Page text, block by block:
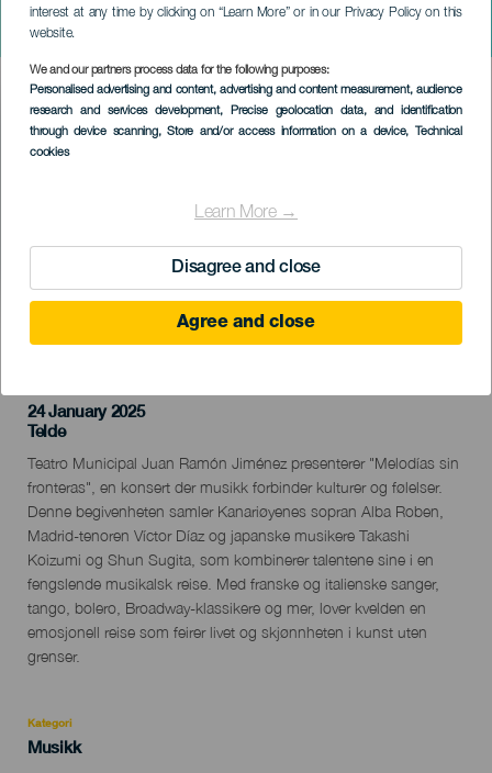
interest at any time by clicking on “Learn More” or in our Privacy Policy on this
website.
We and our partners process data for the following purposes:
Personalised advertising and content, advertising and content measurement, audience
research and services development, Precise geolocation data, and identification
through device scanning, Store and/or access information on a device, Technical
cookies
Learn More →
Disagree and close
Agree and close
Melodier uten grenser
GRAN CANARIA
Imagen
Listado
TIDLIGERE AKTIVITET
24 January 2025
Localidad
Telde
Descripción
del
evento
Teatro Municipal Juan Ramón Jiménez presenterer "Melodías sin
fronteras", en konsert der musikk forbinder kulturer og følelser.
Denne begivenheten samler Kanariøyenes sopran Alba Roben,
Madrid-tenoren Víctor Díaz og japanske musikere Takashi
Koizumi og Shun Sugita, som kombinerer talentene sine i en
fengslende musikalsk reise. Med franske og italienske sanger,
tango, bolero, Broadway-klassikere og mer, lover kvelden en
emosjonell reise som feirer livet og skjønnheten i kunst uten
grenser.
Kategori
Categoría
Musikk